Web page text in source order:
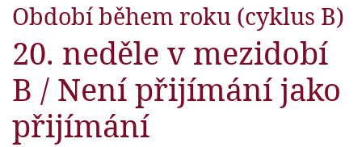
Období během roku (cyklus B)
20. neděle v mezidobí
B / Není přijímání jako
přijímání